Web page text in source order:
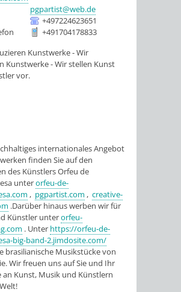
pgpartist@web.de
+497224623651
+491704178833
Kunstwerke - Wir
Kunstwerke - Wir stellen Kunst
vor.
internationales Angebot
finden Sie auf den
des Künstlers Orfeu de
unterorfeu-de-
, pgpartist.com , creative-
.Darüber hinaus werben wir für
Künstler unterorfeu-
. Unter https://orfeu-de-
big-band-2.jimdosite.com/
brasilianische Musikstücke von
Wir freuen uns auf Sie und Ihr
an Kunst, Musik und Künstlern